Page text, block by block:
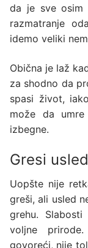
da je sve osim
razmatranje
idemo veliki
Obična je laž
za shodno da
spasi život,
može da
izbegne.
Gresi
Uopšte nije
greši, ali usled
grehu.
voljne
govoreći, nije